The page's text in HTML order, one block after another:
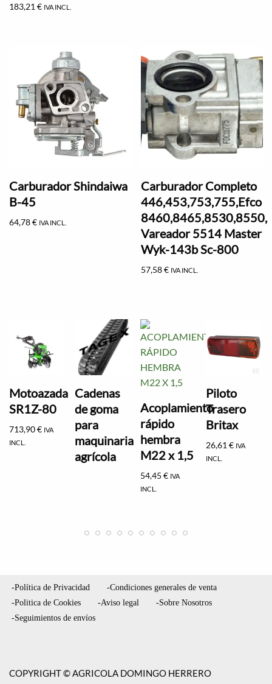
183,21 € IVA INCL.
Carburador Shindaiwa
B-45
64,78€ IVA INCL.
Carburador Completo
446,453,753,755,Efco
8460,8465,8530,8550,
Vareador 5514 Master
Wyk-143b Sc-800
57,58€ IVA INCL.
Motoazada
SR1Z-80
713,90€ IVA
INCL.
Cadenas
de goma
para
maquinaria
agrícola
Acoplamiento
rápido
hembra
M22 x 1,5
54,45€ IVA
INCL.
Piloto
Trasero
Britax
26,61€ IVA
INCL.
-Política de Privacidad
-Condiciones generales de venta
-Politica de Cookies
-Aviso legal
-Sobre Nosotros
-Seguimientos de envíos
COPYRIGHT © AGRICOLA DOMINGO HERRERO